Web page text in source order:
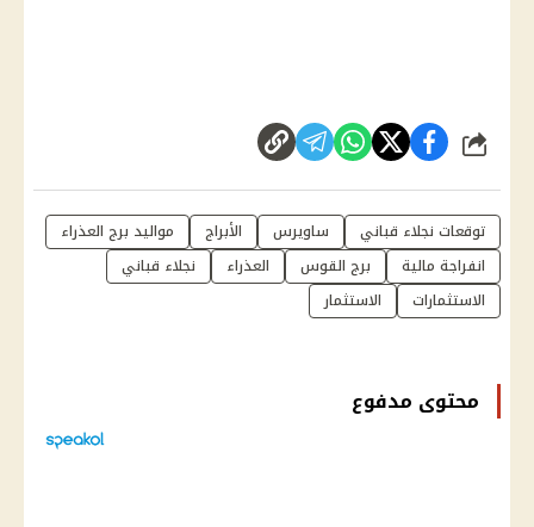
شارك
توقعات نجلاء قباني ساويرس الأبراج
مواليد برج العذراء
انفراجة مالية
برج القوس العذراء
نجلاء قباني
الاستثمارات
الاستثمار
محتوى مدفوع